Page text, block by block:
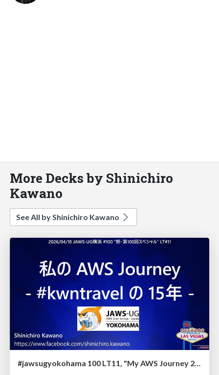
More Decks by Shinichiro
Kawano
See All by Shinichiro Kawano
#jawsugyokohama 100 LT11, "My AWS Journey 2011-2026 - kwntravel"